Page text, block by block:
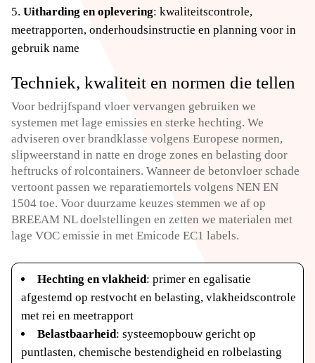
Uitharding en oplevering: kwaliteitscontrole,
meetrapporten, onderhoudsinstructie en planning voor in
gebruik name
Techniek, kwaliteit en normen die tellen
Voor bedrijfspand vloer vervangen gebruiken we
systemen met lage emissies en sterke hechting.​ We
adviseren over brandklasse volgens Europese normen,
slipweerstand in natte en droge zones en belasting door
heftrucks of rolcontainers.​ Wanneer de betonvloer schade
vertoont passen we reparatiemortels volgens NEN EN
1504 toe.​ Voor duurzame keuzes stemmen we af op
BREEAM NL doelstellingen en zetten we materialen met
lage VOC emissie in met Emicode EC1 labels.​
Hechting en vlakheid: primer en egalisatie
afgestemd op restvocht en belasting, vlakheidscontrole
met rei en meetrapport
Belastbaarheid: systeemopbouw gericht op
puntlasten, chemische bestendigheid en rolbelasting